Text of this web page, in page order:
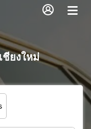
ยงใหม่